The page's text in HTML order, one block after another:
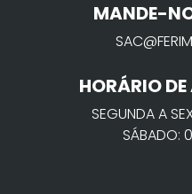
MANDE-
HORÁRIO
SEGUNDA A
SÁBADO: